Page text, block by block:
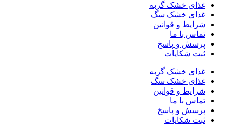
غذای خشک گربه
غذای خشک سگ
شرایط و قوانین
تماس با ما
پرسش و پاسخ
ثبت شکایات
غذای خشک گربه
غذای خشک سگ
شرایط و قوانین
تماس با ما
پرسش و پاسخ
ثبت شکایات